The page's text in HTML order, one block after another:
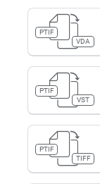
PTIF
VDA
PTIF
VST
PTIF
TIFF